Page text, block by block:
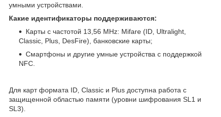
умными устройствами.
Какие идентификаторы поддерживаются:
Карты с частотой 13,56 MHz: Mifare (ID, Ultralight,
Classic, Plus, DesFire), банковские карты;
Смартфоны и другие умные устройства с поддержкой
NFC.
Для карт формата ID, Classic и Plus доступна работа с
защищенной областью памяти (уровни шифрования SL1 и
SL3).